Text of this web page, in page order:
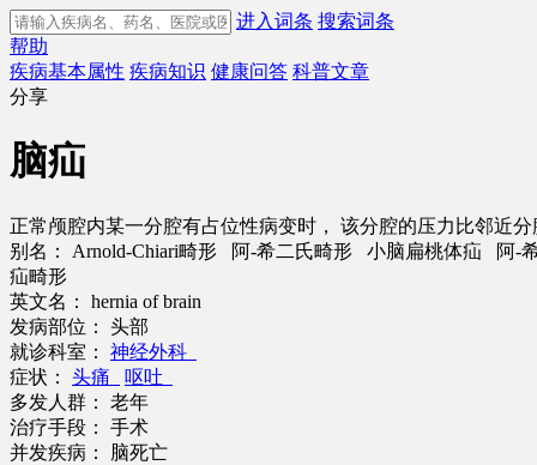
进入词条 搜索词条
帮助
疾病基本属性 疾病知识 健康问答 科普文章
分享
脑疝
正常颅腔内某一分腔有占位性病变时， 该分腔的压力比邻近
别名：
Arnold-Chiari畸形 阿-希二氏畸形 小脑扁桃体疝 阿-
疝畸形
英文名：
hernia of brain
发病部位：
头部
就诊科室：
神经外科
症状：
头痛
呕吐
多发人群：
老年
治疗手段：
手术
并发疾病：
脑死亡